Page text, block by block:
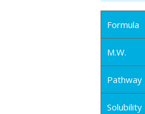
Formula
M.W.
Pathway
Solubility